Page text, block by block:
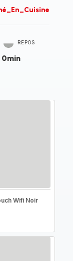
REPOS
0min
Wifi Noir